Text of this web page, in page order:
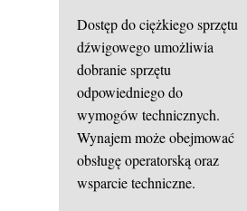
Dostęp do ciężkiego sprzętu
dźwigowego umożliwia
dobranie sprzętu
odpowiedniego do
wymogów technicznych.
Wynajem może obejmować
obsługę operatorską oraz
wsparcie techniczne.